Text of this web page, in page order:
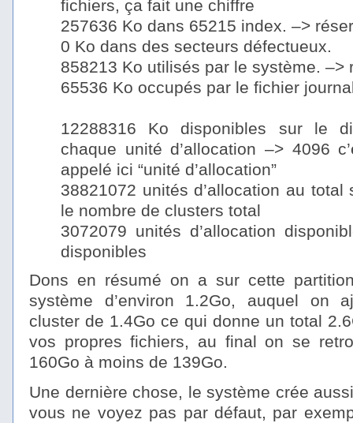
fichiers, ça fait une chiffre
257636 Ko dans 65215 index. –>
0 Ko dans des secteurs défectueux.
858213 Ko utilisés par le système. –>
65536 Ko occupés par le fichier
12288316 Ko disponibles sur le
chaque unité d’allocation –> 4096
appelé ici “unité d’allocation”
38821072 unités d’allocation au total
le nombre de clusters total
3072079 unités d’allocation
disponibles
Dons en résumé on a sur cette
système d’environ 1.2Go, auquel on
cluster de 1.4Go ce qui donne un total
vos propres fichiers, au final on se
160Go à moins de 139Go.
Une dernière chose, le système crée
vous ne voyez pas par défaut, par